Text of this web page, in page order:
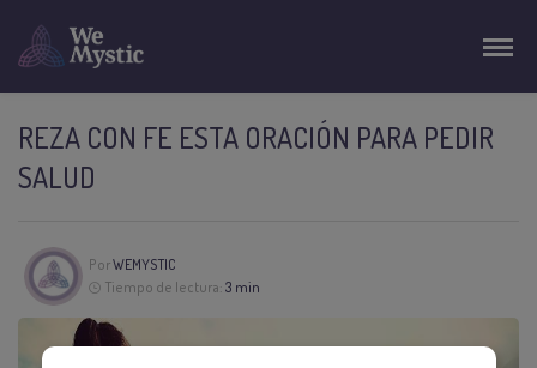
REZA CON FE ESTA ORACIÓN PARA PEDIR
SALUD
PorWEMYSTIC
Tiempo de lectura: 3 min